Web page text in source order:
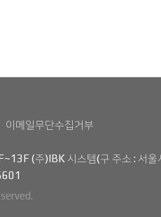
이메일무단수집거부
(주)IBK 시스템(구 주소 : 서